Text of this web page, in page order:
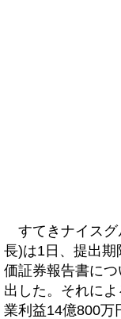
すてきナイス
長)は1日、提出
価証券報告書に
出した。それに
業利益14億800万